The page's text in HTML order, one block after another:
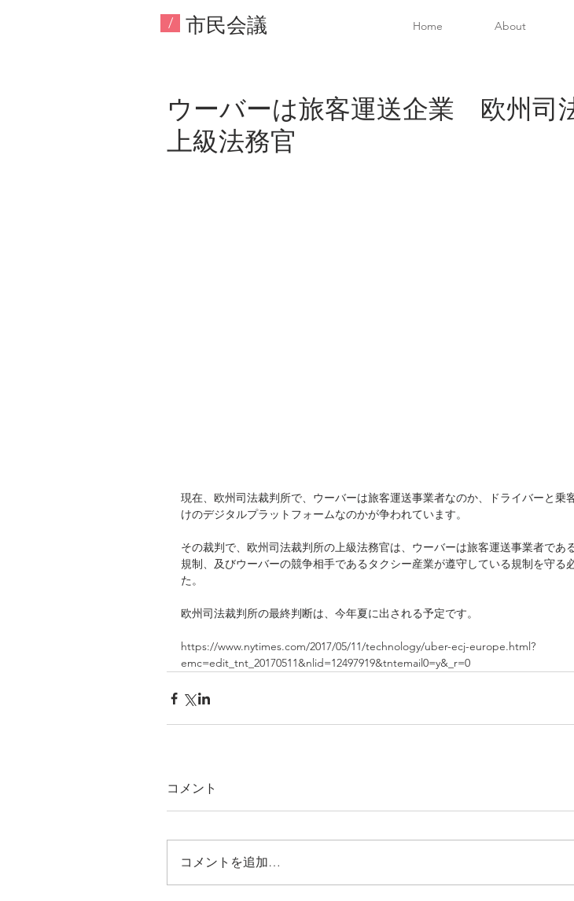
/ ​市民会議 Home About
ウーバーは旅客運送企業 欧州司
上級法務官
現在、欧州司法裁判所で、ウーバーは旅客運送事業者なのか、ドライバーと乗
けのデジタルプラットフォームなのかが争われています。
その裁判で、欧州司法裁判所の上級法務官は、ウーバーは旅客運送事業者であ
規制、及びウーバーの競争相手であるタクシー産業が遵守している規制を守る
た。
欧州司法裁判所の最終判断は、今年夏に出される予定です。
https://www.nytimes.com/2017/05/11/technology/uber-ecj-europe.html?
emc=edit_tnt_20170511&nlid=12497919&tntemail0=y&_r=0
コメント
コメントを追加…